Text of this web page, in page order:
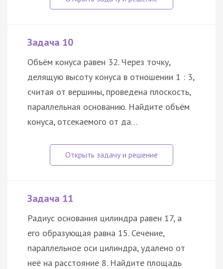
Задача 10
Объём конуса равен 32. Через точку,
делящую высоту конуса в отношении 1 : 3,
считая от вершины, проведена плоскость,
параллельная основанию. Найдите объём
конуса, отсекаемого от да…
Задача 11
Радиус основания цилиндра равен 17, а
его образующая равна 15. Сечение,
параллельное оси цилиндра, удалено от
неё на расстояние 8. Найдите площадь